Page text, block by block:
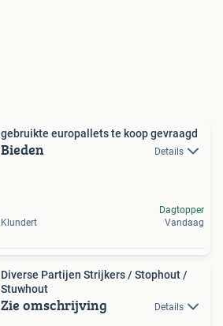
gebruikte europallets te koop gevraagd
Bieden Details
Klundert
Dagtopper
Vandaag
Diverse Partijen Strijkers / Stophout /
Stuwhout
Zie omschrijving Details